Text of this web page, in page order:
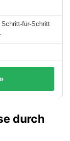
für-Schritt
durch